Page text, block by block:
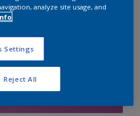
analyze site usage, and
Settings
Reject All